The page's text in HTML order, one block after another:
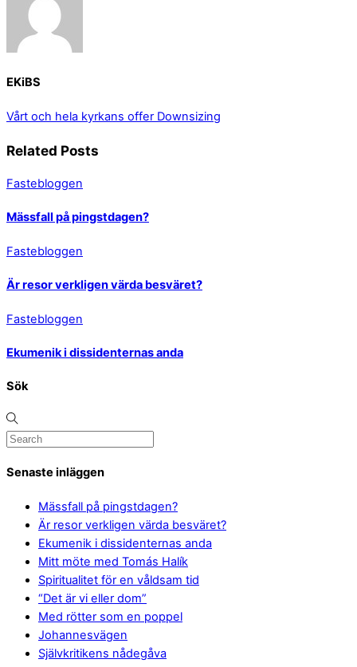
EKiBS
Vårt och hela kyrkans offer Downsizing
Related Posts
Fastebloggen
Mässfall på pingstdagen?
Fastebloggen
Är resor verkligen värda besväret?
Fastebloggen
Ekumenik i dissidenternas anda
Sök
Senaste inläggen
Mässfall på pingstdagen?
Är resor verkligen värda besväret?
Ekumenik i dissidenternas anda
Mitt möte med Tomás Halík
Spiritualitet för en våldsam tid
“Det är vi eller dom”
Med rötter som en poppel
Johannesvägen
Självkritikens nådegåva